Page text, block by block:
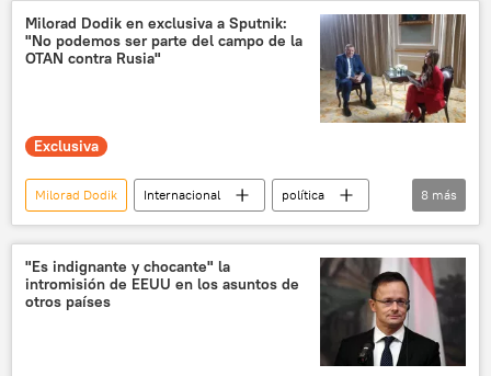
Ucrania
Occidente política
Milorad Dodik en exclusiva a Sputnik:
"No podemos ser parte del campo de la
OTAN contra Rusia"
Exclusiva
Milorad Dodik Internacional
política
OTAN
seguridad
💬 Entrevistas
Vladímir Putin
República Srpska
Yugoslavia
EEUU
8 más
"Es indignante y chocante" la
intromisión de EEUU en los asuntos de
otros países